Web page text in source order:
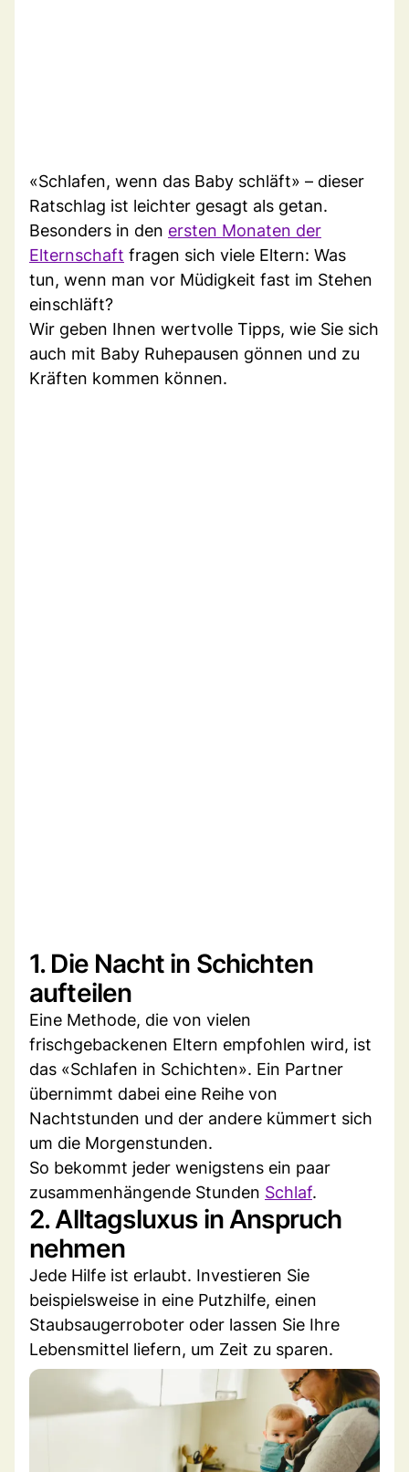
«Schlafen, wenn das Baby schläft» – dieser
Ratschlag ist leichter gesagt als getan.
Besonders in den ersten Monaten der
Elternschaft fragen sich viele Eltern: Was
tun, wenn man vor Müdigkeit fast im Stehen
einschläft?
Wir geben Ihnen wertvolle Tipps, wie Sie sich
auch mit Baby Ruhepausen gönnen und zu
Kräften kommen können.
1. Die Nacht in Schichten
aufteilen
Eine Methode, die von vielen
frischgebackenen Eltern empfohlen wird, ist
das «Schlafen in Schichten». Ein Partner
übernimmt dabei eine Reihe von
Nachtstunden und der andere kümmert sich
um die Morgenstunden.
So bekommt jeder wenigstens ein paar
zusammenhängende Stunden Schlaf.
2. Alltagsluxus in Anspruch
nehmen
Jede Hilfe ist erlaubt. Investieren Sie
beispielsweise in eine Putzhilfe, einen
Staubsaugerroboter oder lassen Sie Ihre
Lebensmittel liefern, um Zeit zu sparen.